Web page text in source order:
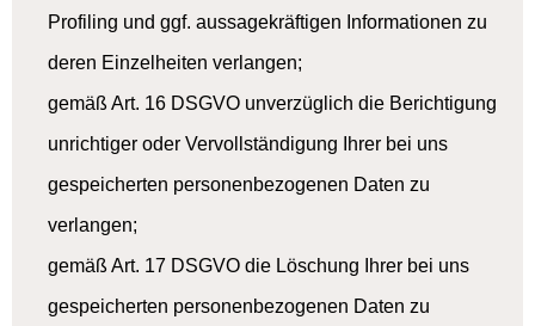
Profiling und ggf. aussagekräftigen Informationen zu
deren Einzelheiten verlangen;
gemäß Art. 16 DSGVO unverzüglich die Berichtigung
unrichtiger oder Vervollständigung Ihrer bei uns
gespeicherten personenbezogenen Daten zu
verlangen;
gemäß Art. 17 DSGVO die Löschung Ihrer bei uns
gespeicherten personenbezogenen Daten zu